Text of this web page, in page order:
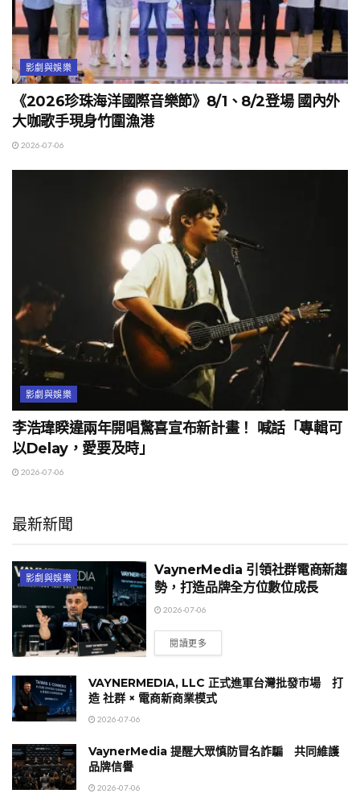
影劇與娛樂
《2026珍珠海洋國際音樂節》8/1、8/2登場 國內外
大咖歌手現身竹圍漁港
2026-07-06
影劇與娛樂
李浩瑋睽違兩年開唱驚喜宣布新計畫！ 喊話「專輯可
以Delay，愛要及時」
2026-07-06
最新新聞
影劇與娛樂
VaynerMedia 引領社群電商新趨
勢，打造品牌全方位數位成長
2026-07-06
閱讀更多
VAYNERMEDIA, LLC 正式進軍台灣批發市場 打
造 社群 × 電商新商業模式
2026-07-06
VaynerMedia 提醒大眾慎防冒名詐騙 共同維護
品牌信譽
2026-07-06